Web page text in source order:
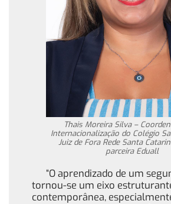
Thais Moreira Silva –
Internacionalização do Colégio
Juiz de Fora Rede Santa
parceira Eduall
“O aprendizado de um
tornou-se um eixo
contemporânea,